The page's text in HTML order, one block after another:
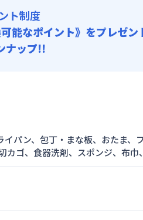
ト制度
能なポイント》をプレゼン
ナップ!!
パン、包丁・まな板、おたま、
カゴ、食器洗剤、スポンジ、布